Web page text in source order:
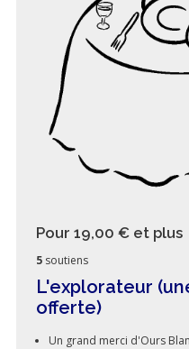
Pour 19,00 € et plus
5 soutiens
L'explorateur
offerte)
Un grand merci d'Ours